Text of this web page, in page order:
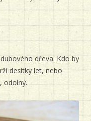
dřeva. Kdo by
desítky let, nebo
odolný.